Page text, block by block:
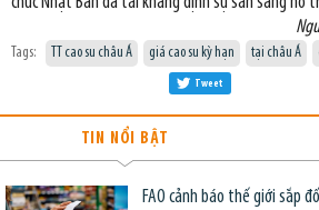
Tags: TT cao su châu Á giá cao su kỳ hạn tại châu Á
Tweet
TIN NỔI BẬT
FAO cảnh báo thế giới sắp